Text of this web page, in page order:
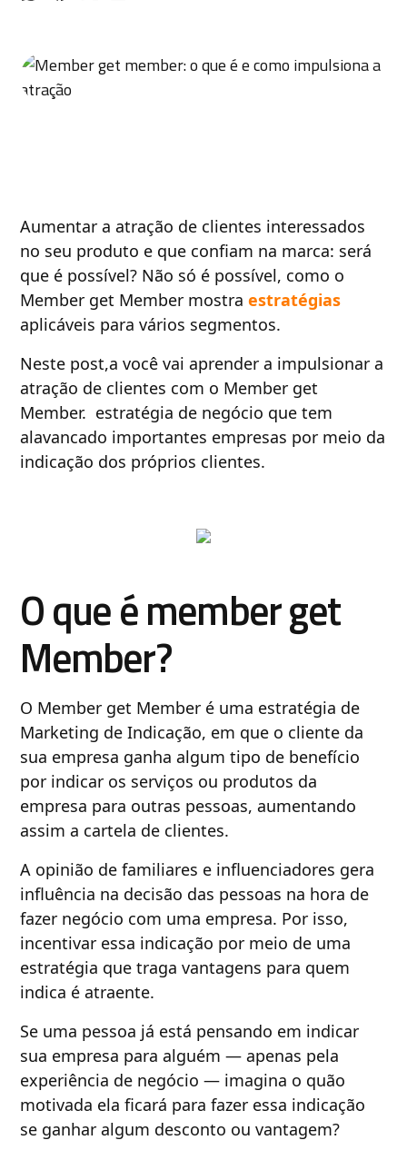
Aumentar a atração de clientes interessados
no seu produto e que confiam na marca: será
que é possível? Não só é possível, como o
Member get Member mostraestratégias
aplicáveis para vários segmentos.
Neste post,a você vai aprender a impulsionar a
atração de clientes com o Member get
Member. estratégia de negócio que tem
alavancado importantes empresas por meio da
indicação dos próprios clientes.
O que é member get
Member?
O Member get Member é uma estratégia de
Marketing de Indicação, em que o cliente da
sua empresa ganha algum tipo de benefício
por indicar os serviços ou produtos da
empresa para outras pessoas, aumentando
assim a cartela de clientes.
A opinião de familiares e influenciadores gera
influência na decisão das pessoas na hora de
fazer negócio com uma empresa. Por isso,
incentivar essa indicação por meio de uma
estratégia que traga vantagens para quem
indica é atraente.
Se uma pessoa já está pensando em indicar
sua empresa para alguém — apenas pela
experiência de negócio — imagina o quão
motivada ela ficará para fazer essa indicação
se ganhar algum desconto ou vantagem?